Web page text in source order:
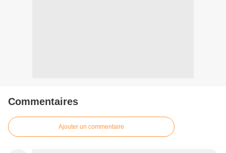
Commentaires
Ajouter un commentaire